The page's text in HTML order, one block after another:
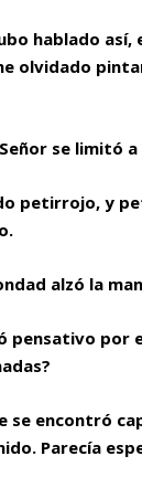
hablado
olvidado
se limitó
petirrojo, y
alzó la
pensativo por
se encontró
Parecía